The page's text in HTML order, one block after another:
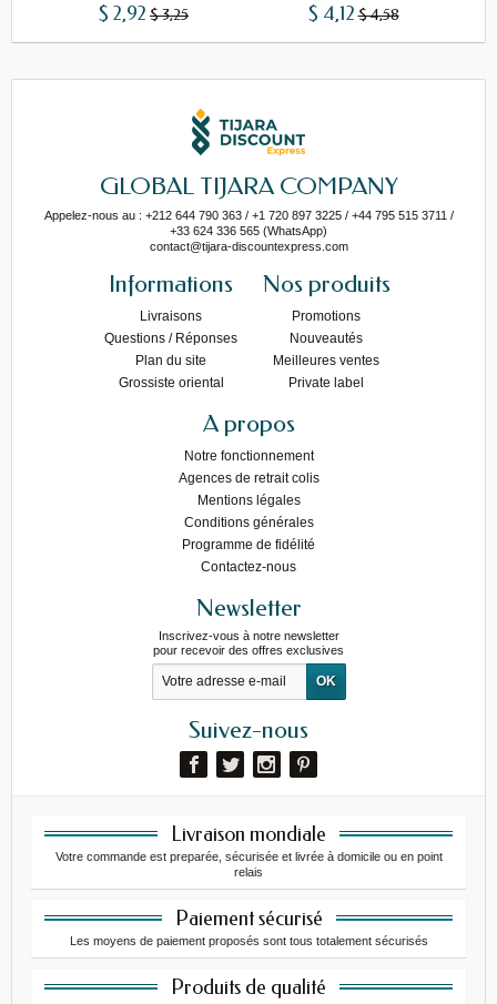
$ 2,92 $ 3,25 $ 4,12 $ 4,58
GLOBAL TIJARA COMPANY
Appelez-nous au : +212 644 790 363 / +1 720 897 3225 / +44 795 515 3711 /
+33 624 336 565 (WhatsApp)
contact@tijara-discountexpress.com
Informations
Livraisons
Questions / Réponses
Plan du site
Grossiste oriental
Nos produits
Promotions
Nouveautés
Meilleures ventes
Private label
A propos
Notre fonctionnement
Agences de retrait colis
Mentions légales
Conditions générales
Programme de fidélité
Contactez-nous
Newsletter
Inscrivez-vous à notre newsletter
pour recevoir des offres exclusives
Suivez-nous
Livraison mondiale
Votre commande est preparée, sécurisée et livrée à domicile ou en point
relais
Paiement sécurisé
Les moyens de paiement proposés sont tous totalement sécurisés
Produits de qualité